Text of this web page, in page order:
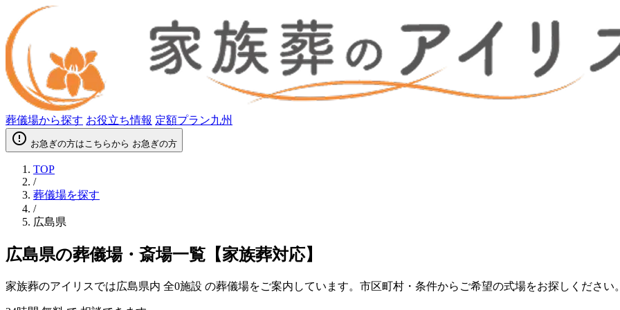
葬儀場から探す お役立ち情報 定額プラン九州
error_outline お急ぎの方はこちらから お急ぎの方
TOP
/
葬儀場を探す
/
広島県
広島県の葬儀場・斎場一覧【家族葬対応】
家族葬のアイリスでは広島県内 全0施設 の葬儀場をご案内しています。市区町村・条件からご希望の式場をお探しください